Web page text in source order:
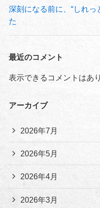
深刻になる前に、“しれっ
た
最近のコメント
表示できるコメントはあ
アーカイブ
2026年7月
2026年5月
2026年4月
2026年3月